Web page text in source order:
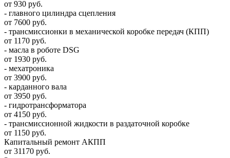
от 930 руб.
- главного цилиндра сцепления
от 7600 руб.
- трансмиссионки в механической коробке передач (КПП)
от 1170 руб.
- масла в роботе DSG
от 1930 руб.
- мехатроника
от 3900 руб.
- карданного вала
от 3950 руб.
- гидротрансформатора
от 4150 руб.
- трансмиссионной жидкости в раздаточной коробке
от 1150 руб.
Капитальный ремонт АКПП
от 31170 руб.